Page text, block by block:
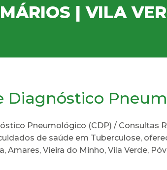
| VILA
Diagnóstico
Pneumológico (CDP) / Consultas
de saúde em Tuberculose,
Amares, Vieira do Minho, Vila Verde,